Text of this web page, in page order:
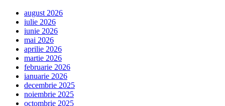
august 2026
iulie 2026
iunie 2026
mai 2026
aprilie 2026
martie 2026
februarie 2026
ianuarie 2026
decembrie 2025
noiembrie 2025
octombrie 2025